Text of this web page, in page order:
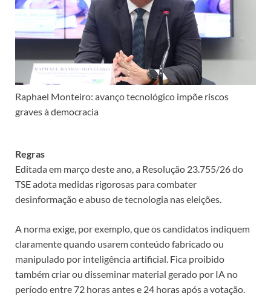
Raphael Monteiro: avanço tecnológico impõe riscos
graves à democracia
Regras
Editada em março deste ano, a Resolução 23.755/26 do
TSE adota medidas rigorosas para combater
desinformação e abuso de tecnologia nas eleições.
A norma exige, por exemplo, que os candidatos indiquem
claramente quando usarem conteúdo fabricado ou
manipulado por inteligência artificial. Fica proibido
também criar ou disseminar material gerado por IA no
período entre 72 horas antes e 24 horas após a votação.